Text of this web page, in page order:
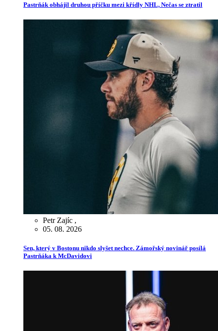
Pastrňák obhájil druhou příčku mezi křídly NHL, Nečas se ztratil
Petr Zajíc ,
05. 08. 2026
Sen, který v Bostonu nikdo slyšet nechce. Zámořský novinář posílá
Pastrňáka k McDavidovi